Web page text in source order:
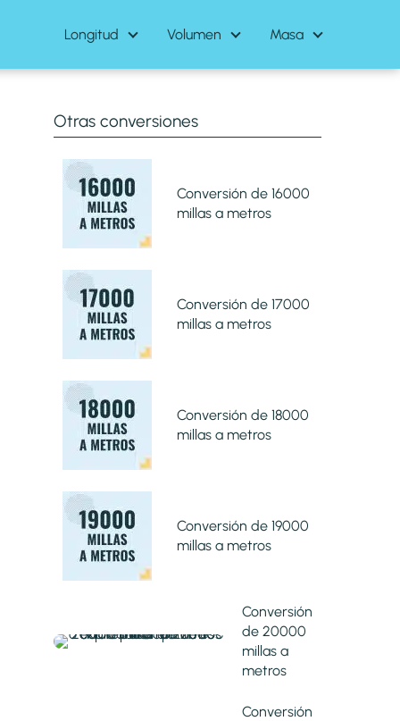
Longitud Volumen Masa
Otras conversiones
Conversión de 16000
millas a metros
Conversión de 17000
millas a metros
Conversión de 18000
millas a metros
Conversión de 19000
millas a metros
Conversión
de 20000
millas a
metros
Conversión